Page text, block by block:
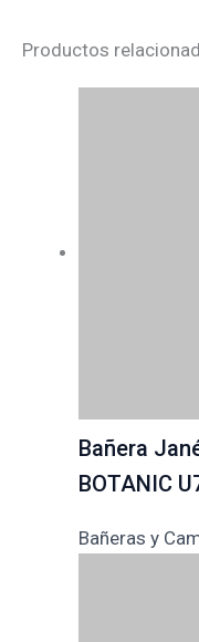
Productos
Bañera
BOTANIC
Bañeras y